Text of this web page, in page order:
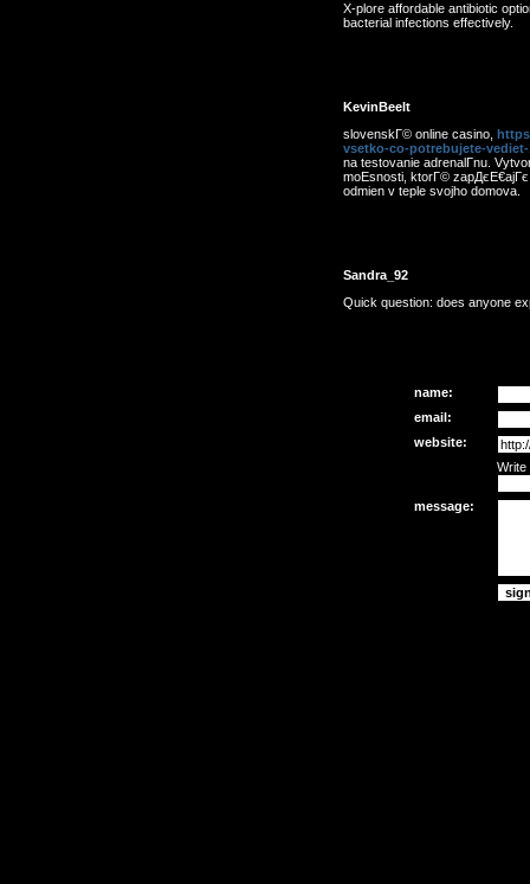
X-plore affordable antibiotic
bacterial infections effectively.
KevinBeelt
slovenskГ© online casino,
vsetko-co-potrebujete-vediet-
na testovanie adrenalГ­nu.
moЕѕnosti, ktorГ©
odmien v teple svojho domova.
Sandra_92
Quick question: does anyone
name:
email:
website:
Write
message: